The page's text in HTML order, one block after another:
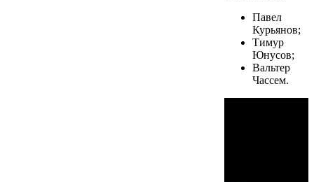
Павел
Курьянов;
Тимур
Юнусов;
Вальтер
Чассем.